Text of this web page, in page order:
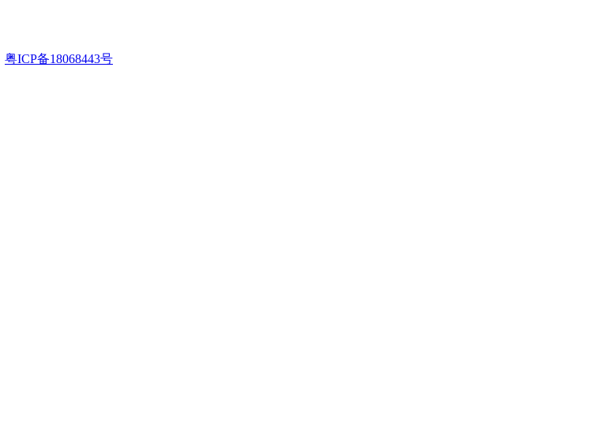
粤ICP备18068443号